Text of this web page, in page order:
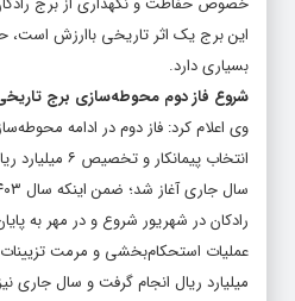
این برج یک اثر تاریخی باارزش
بسیاری دارد.
شروع فاز دوم محوطه‌سازی برج تاریخی
وی اعلام کرد: فاز دوم در ادامه
انتخاب
عملیات استحکام‌بخشی و مرمت تزیینات
میلیارد ریال انجام گرفت و سال جاری